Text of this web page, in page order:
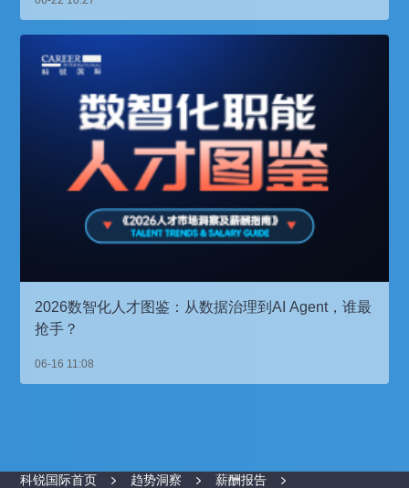
2026数智化人才图鉴：从数据治理到AI Agent，谁最
抢手？
06-16 11:08
科锐国际首页 趋势洞察
薪酬报告